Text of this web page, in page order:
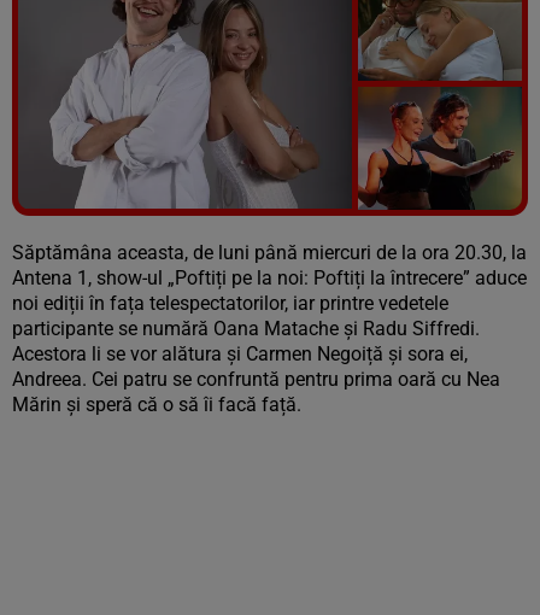
Vezi galeria foto
6 poze
Săptămâna aceasta, de luni până miercuri de la ora 20.30, la
Antena 1, show-ul „Poftiți pe la noi: Poftiți la întrecere” aduce
noi ediții în fața telespectatorilor, iar printre vedetele
participante se numără Oana Matache și Radu Siffredi.
Acestora li se vor alătura și Carmen Negoiță și sora ei,
Andreea. Cei patru se confruntă pentru prima oară cu Nea
Mărin și speră că o să îi facă față.